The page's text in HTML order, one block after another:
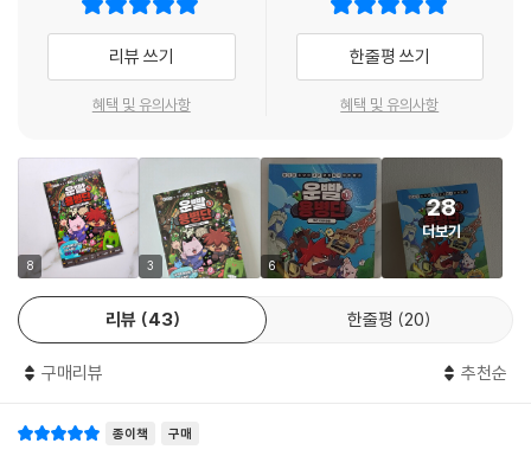
게임에서 책으로, 독자를 상상력의 세계로 이끄는 정통 모험 판타지!
요. 책만의 연출과 텍스트, 장면 구성으로 독자들이 직접 인물의 감정을 상
상하고, 다음 전개를 추리하게 만드는 정통 모험 판타지 코믹북입니다. 밤
바는 왜 푸른 물약을 마셨을까? 사탕장수는 누구일까? 이야기 속 단서들
을 따라가며 퍼즐을 맞추듯 세계관을 해석해 나가는 과정은 마치 진짜 모
험에 뛰어든 듯한 몰입감을 선사합니다. 유쾌한 캐릭터, 반전 가득한 이야
기, 곳곳에 숨겨진 떡밥과 세계관까지! 『운빨용병단』은 독자들의 호기심
을 일깨우고 상상의 나래를 펼치게 합니다.
리뷰 쓰기
혜택 및 유의사항
한줄평 쓰기
혜택 및 유의사항
8 3 6
28
더보기
리뷰 43 한줄평 20
구매리뷰 추천순
종이책 구매